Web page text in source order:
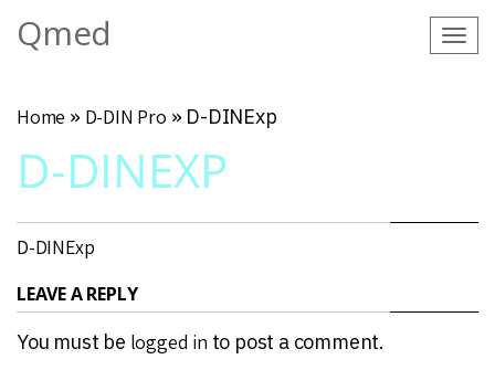
Qmed
Home » D-DIN Pro » D-DINExp
D-DINEXP
D-DINExp
LEAVE A REPLY
You must be logged in to post a comment.